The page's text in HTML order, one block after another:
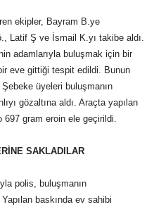
ekipler, Bayram B.ye
Latif Ş ve İsmail K.yı takibe aldı.
adamlarıyla buluşmak için bir
eve gittiği tespit edildi. Bunun
üyeleri buluşmanın
gözaltına aldı. Araçta yapılan
gram eroin ele geçirildi.
SAKLADILAR
polis, buluşmanın
baskında ev sahibi